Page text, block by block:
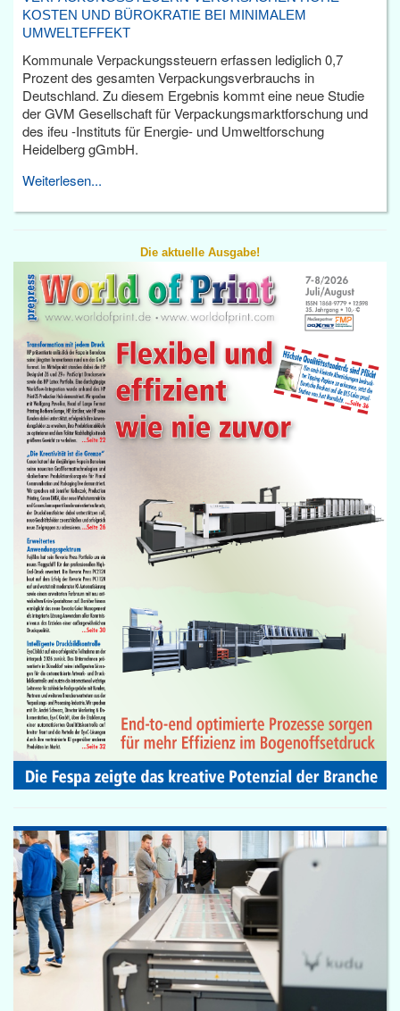
KOSTEN UND BÜROKRATIE BEI MINIMALEM
UMWELTEFFEKT
Kommunale Verpackungssteuern erfassen lediglich 0,7
Prozent des gesamten Verpackungsverbrauchs in
Deutschland. Zu diesem Ergebnis kommt eine neue Studie
der GVM Gesellschaft für Verpackungsmarktforschung und
des ifeu -Instituts für Energie- und Umweltforschung
Heidelberg gGmbH.
Weiterlesen...
Die aktuelle Ausgabe!